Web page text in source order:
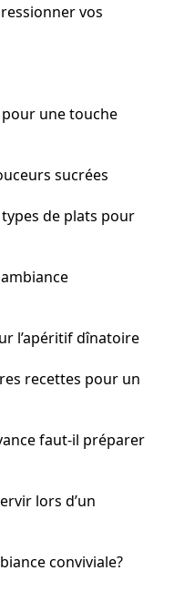
vos
pour une touche
sucrées
de plats pour
l’apéritif dînatoire
recettes pour un
faut-il préparer
lors d’un
conviviale?